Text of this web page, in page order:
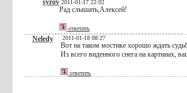
syrov 2011-01-17 22:02
Рад слышать,Алексей!
ответить
Neledy 2011-01-18 08:27
Вот на таком мостике хорошо ждать
Из всего виденного снега на картинах,
ответить